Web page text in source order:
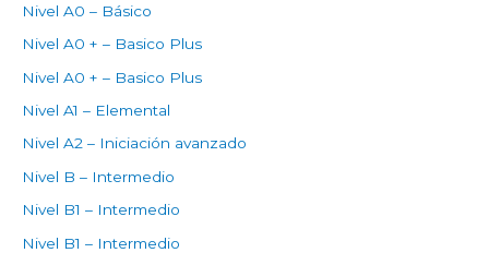
Nivel A0 – Básico
Nivel A0 + – Basico Plus
Nivel A0 + – Basico Plus
Nivel A1 – Elemental
Nivel A2 – Iniciación avanzado
Nivel B – Intermedio
Nivel B1 – Intermedio
Nivel B1 – Intermedio